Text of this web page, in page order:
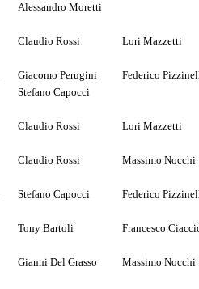
Alessandro Moretti
Claudio Rossi Lori Mazzetti
Giacomo Perugini
Federico
Stefano Capocci
Claudio Rossi Lori Mazzetti
Claudio Rossi Massimo Nocchi
Stefano Capocci Federico
Tony Bartoli Francesco
Gianni Del Grasso Massimo Nocchi